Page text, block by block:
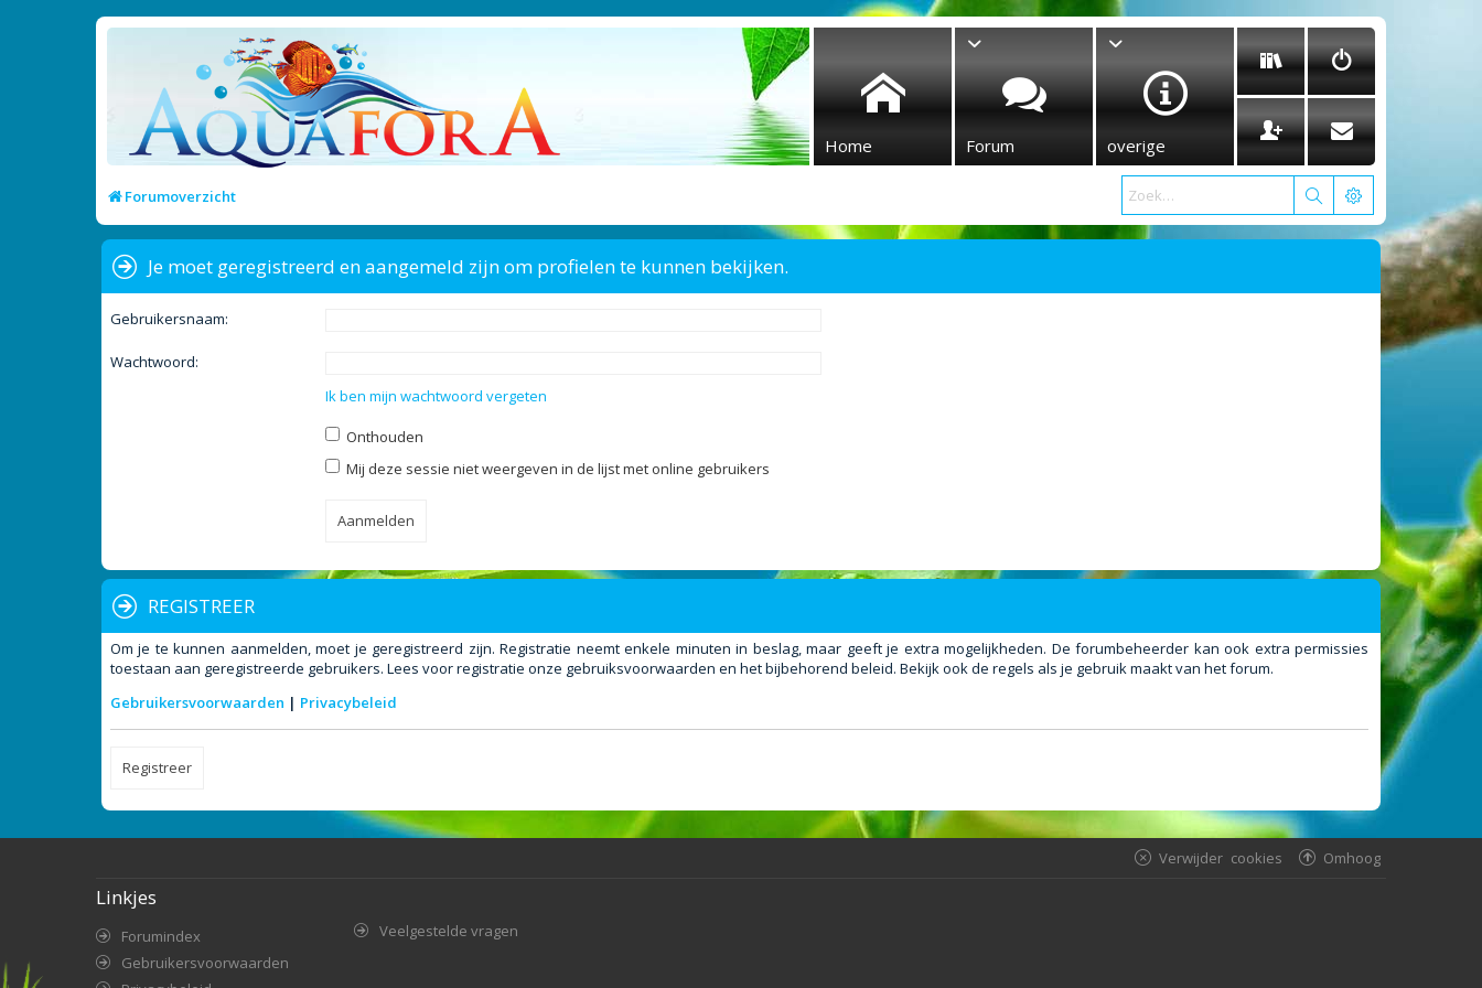
Home Forum overige
Forumoverzicht
Je moet geregistreerd en aangemeld zijn om profielen te kunnen bekijken.
Gebruikersnaam:
Wachtwoord:
Ik ben mijn wachtwoord vergeten
Onthouden
Mij deze sessie niet weergeven in de lijst met online gebruikers
REGISTREER
Om je te kunnen aanmelden, moet je geregistreerd zijn. Registratie neemt enkele minuten in beslag, maar geeft je extra mogelijkheden. De forumbeheerder kan ook extra permissies
toestaan aan geregistreerde gebruikers. Lees voor registratie onze gebruiksvoorwaarden en het bijbehorend beleid. Bekijk ook de regels als je gebruik maakt van het forum.
Gebruikersvoorwaarden | Privacybeleid
Registreer
Omhoog
Verwijder cookies
Linkjes
Forumindex
Gebruikersvoorwaarden
Veelgestelde vragen